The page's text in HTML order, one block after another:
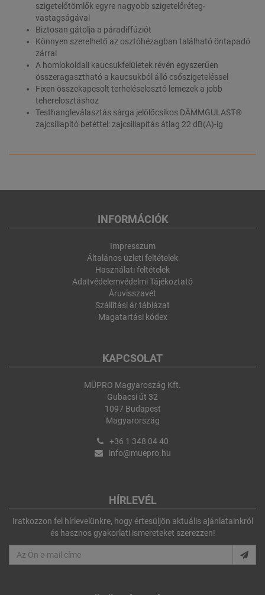
szigetelőtömlők egyre nagyobb szigetelőréteg-
vastagságával
Biztosan gátolja a páradiffúziót
Könnyen szerelhető az osztóhézagban található öntapadó
zárral
A homlokoldali kaucsukfelületek révén egyszerűen
összeragasztható a kaucsukból álló csőszigeteléssel
Fixen összekapcsolt terheléselosztó lemezek a jobb
teherelosztáshoz
Testhangleválasztás sárga jelölőcsíkos DÄMMGULAST®
zajcsillapító betéttel: zajcsillapítás átlag 22 dB(A)-ig
INFORMÁCIÓK
Impresszum
Általános üzleti feltételek
Használati feltételek
Adatvédelemvédelmi Tájékoztató
Áruvisszavét
Szállítási ár táblázat
Magatartási kódex
KAPCSOLAT
MÜPRO Magyaroszág Kft.
Gubacsi út 32
1097 Budapest
Magyarország
+36 1 348 04 40
info@muepro.hu
HÍRLEVÉL
Iratkozzon fel hírlevelünkre, hogy értesüljön aktuális ajánlatainkról
és hasznos gyakorlati ismereteket szerezzen!